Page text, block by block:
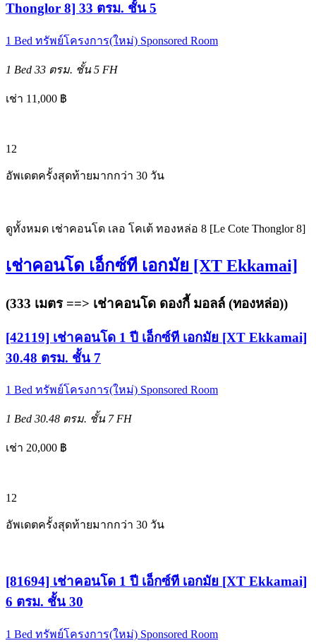
Thonglor 8] 33 ตรม. ชั้น 5
1 Bed ทรัพย์โครงการ(ใหม่) Sponsored Room
1 Bed 33 ตรม. ชั้น 5 FH
เช่า 11,000 ฿
12
อัพเดตครั้งสุดท้ายมากกว่า 30 วัน
ดูทั้งหมด เช่าคอนโด เลอ โคเต้ ทองหล่อ 8 [Le Cote Thonglor 8]
เช่าคอนโด เอ็กซ์ที เอกมัย [XT Ekkamai]
(333 เมตร ==> เช่าคอนโด ดองกี้ มอลล์ (ทองหล่อ))
[42119] เช่าคอนโด 1 ปี เอ็กซ์ที เอกมัย [XT Ekkamai]
30.48 ตรม. ชั้น 7
1 Bed ทรัพย์โครงการ(ใหม่) Sponsored Room
1 Bed 30.48 ตรม. ชั้น 7 FH
เช่า 20,000 ฿
12
อัพเดตครั้งสุดท้ายมากกว่า 30 วัน
[81694] เช่าคอนโด 1 ปี เอ็กซ์ที เอกมัย [XT Ekkamai]
6 ตรม. ชั้น 30
1 Bed ทรัพย์โครงการ(ใหม่) Sponsored Room